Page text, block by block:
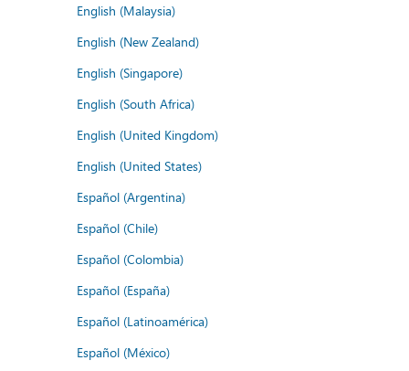
English (Malaysia)
English (New Zealand)
English (Singapore)
English (South Africa)
English (United Kingdom)
English (United States)
Español (Argentina)
Español (Chile)
Español (Colombia)
Español (España)
Español (Latinoamérica)
Español (México)